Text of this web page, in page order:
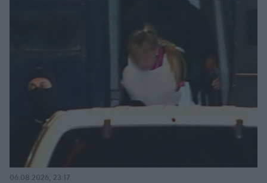
06.08.2026, 23:17